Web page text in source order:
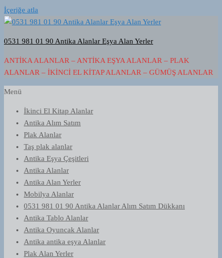
İçeriğe atla
0531 981 01 90 Antika Alanlar Eşya Alan Yerler
ANTIKA ALANLAR – ANTIKA EŞYA ALANLAR – PLAK
ALANLAR – İKINCI EL KITAP ALANLAR – GÜMÜŞ ALANLAR
Menü
İkinci El Kitap Alanlar
Antika Alım Satım
Plak Alanlar
Taş plak alanlar
Antika Eşya Çeşitleri
Antika Alanlar
Antika Alan Yerler
Mobilya Alanlar
0531 981 01 90 Antika Alanlar Alım Satım Dükkanı
Antika Tablo Alanlar
Antika Oyuncak Alanlar
Antika antika eşya Alanlar
Plak Alan Yerler